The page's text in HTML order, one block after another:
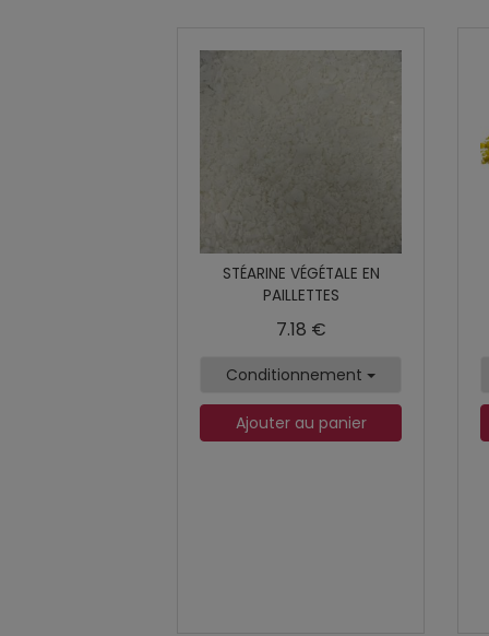
STÉARINE VÉGÉTALE EN
PAILLETTES
7.18 €
Conditionnement
Ajouter au panier